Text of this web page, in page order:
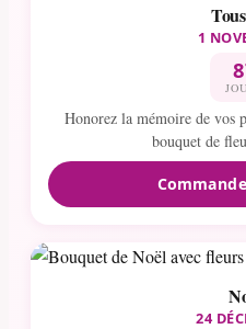
1
Honorez la mémoire de vos
bouquet de
24